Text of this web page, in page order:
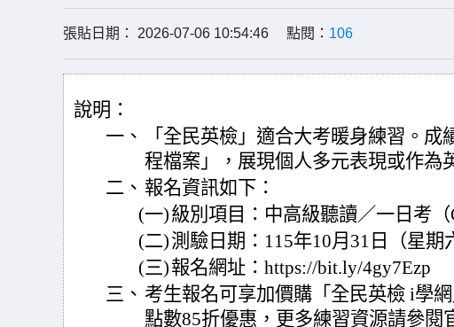
張貼日期： 2026-07-06 10:54:46 點閱： 106
說明：
一、
「全民英檢」適合大考暖身練習。
程檔案」，展現個人多元表現或作為
二、 報名資訊如下：
(一)級別項目：中高級聽讀／一日考（
(二)測驗日期：115年10月31日（星期
(三)報名網址：https://bit.ly/4gy7Ezp
三、 考生報名可享加價購「全民英檢 i學
點數85折優惠，更多練習資源請參閱